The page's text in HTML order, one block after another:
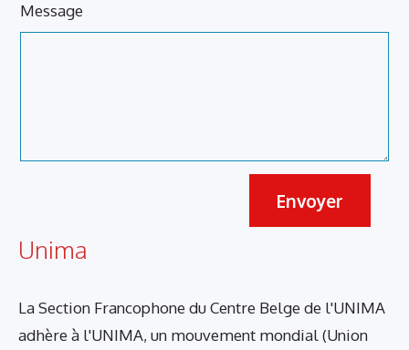
Message
Envoyer
Unima
La Section Francophone du Centre Belge de l'UNIMA
adhère à l'UNIMA, un mouvement mondial (Union